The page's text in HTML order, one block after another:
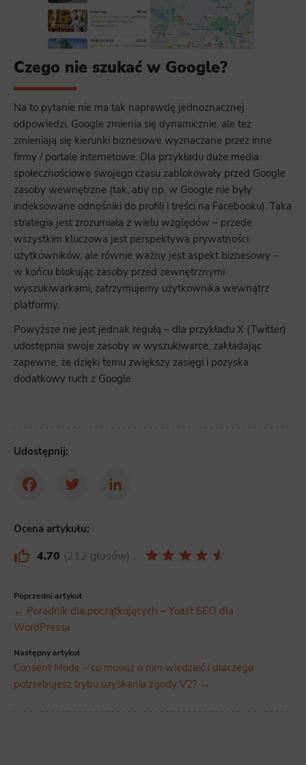
Czego nie szukać w Google?
Na to pytanie nie ma tak naprawdę jednoznacznej
odpowiedzi. Google zmienia się dynamicznie, ale też
zmieniają się kierunki biznesowe wyznaczane przez inne
firmy / portale internetowe. Dla przykładu duże media
społecznościowe swojego czasu zablokowały przed Google
zasoby wewnętrzne (tak, aby np. w Google nie były
indeksowane odnośniki do profili i treści na Facebooku). Taka
strategia jest zrozumiała z wielu względów – przede
wszystkim kluczowa jest perspektywa prywatności
użytkowników, ale równie ważny jest aspekt biznesowy –
w końcu blokując zasoby przed zewnętrznymi
wyszukiwarkami, zatrzymujemy użytkownika wewnątrz
platformy.
Powyższe nie jest jednak regułą – dla przykładu X (Twitter)
udostępnia swoje zasoby w wyszukiwarce, zakładając
zapewne, że dzięki temu zwiększy zasięgi i pozyska
dodatkowy ruch z Google.
Udostępnij:
FacebookTwitter LinkedIn
Ocena artykułu:
4.70 212 głosów
Poprzedni artykuł
← Poradnik dla początkujących – Yoast SEO dla
WordPressa
Następny artykuł
Consent Mode – co musisz o nim wiedzieć i dlaczego
potrzebujesz trybu uzyskania zgody V2? →